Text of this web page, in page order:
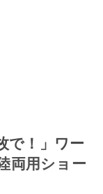
で！」ワー
両用ショー